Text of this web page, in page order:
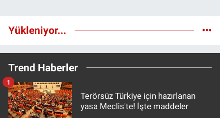
Yükleniyor...
Trend Haberler
Terörsüz Türkiye için hazırlanan
yasa Meclis'te! İşte maddeler
1